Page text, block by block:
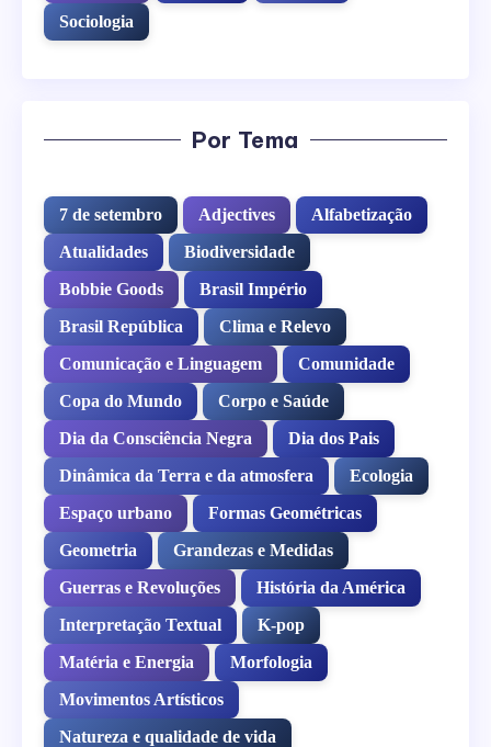
Sociologia
Por Tema
7 de setembro Adjectives
Alfabetização
Atualidades
Biodiversidade
Bobbie Goods
Brasil Império
Brasil República
Clima e Relevo
Comunicação e Linguagem
Comunidade
Copa do Mundo
Corpo e Saúde
Dia da Consciência Negra
Dia dos Pais
Dinâmica da Terra e da atmosfera
Ecologia
Espaço urbano
Formas Geométricas
Geometria
Grandezas e Medidas
Guerras e Revoluções
História da América
Interpretação Textual
K-pop
Matéria e Energia
Morfologia
Movimentos Artísticos
Natureza e qualidade de vida